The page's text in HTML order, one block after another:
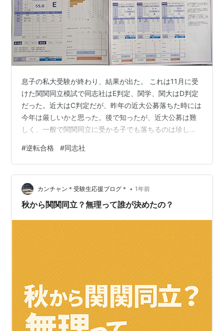
息子の私大受験が終わり、結果が出た。 これは11月に受
けた関関同立模試で同志社はE判定、関学、関大はD判定
だった。近大はC判定だが、昨年の近大公募落ちた時には
今年は厳しいかと思った。後で知ったが、近大公募は難
しく、一般で関関同立に受かる子でも落ちるのは珍しく
傾向バラバラやんけ、近大、甲南、追手門も判定出てる
しｗ 紆余曲折あったが模試結果はガン無視して、息子は
第一志望同志社、第二志望樽商、第三志望立命、第四志
望関学、第五志望近大とした。 ‥やっぱ受けすぎｗ 僕の
高校の同級生でもっと多く出願し、関西と関東を往復し
#逆転合格 #同志社
カンチャン＊受験生応援ブログ＊ • 1年前
秋から関関同立？無理って誰が決めたの？